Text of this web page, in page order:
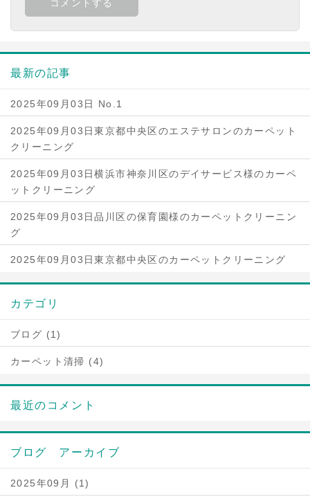
最新の記事
2025年09月03日 No.1
2025年09月03日東京都中央区のエステサロンのカーペット
クリーニング
2025年09月03日横浜市神奈川区のデイサービス様のカーペ
ットクリーニング
2025年09月03日品川区の保育園様のカーペットクリーニン
グ
2025年09月03日東京都中央区のカーペットクリーニング
カテゴリ
ブログ (1)
カーペット清掃 (4)
最近のコメント
ブログ アーカイブ
2025年09月 (1)